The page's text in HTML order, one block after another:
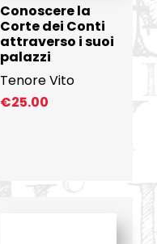
Conoscere la
Corte dei Conti
attraverso i suoi
palazzi
Tenore Vito
€25.00